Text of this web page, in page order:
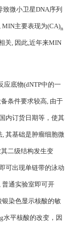
致微小卫星DNA序列
MIN主要表现为(CA)n
关, 因此,近年来MIN
应底物(dNTP中的一
条件要求较高, 由于
内订货日期等，使其
,其基础是肿瘤细胞微
二级结构发生变
即可出现单链带的泳动
普通实验室即可开
染色显示核酸的敏
水平核酸的改变，因